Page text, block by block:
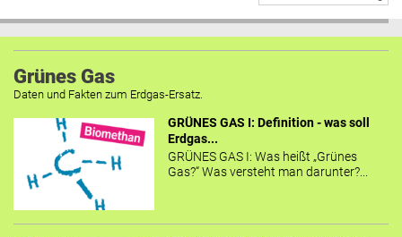
Grünes Gas
Daten und Fakten zum Erdgas-Ersatz.
GRÜNES GAS I: Definition - was soll
Erdgas...
GRÜNES GAS I: Was heißt „Grünes
Gas?“ Was versteht man darunter?...